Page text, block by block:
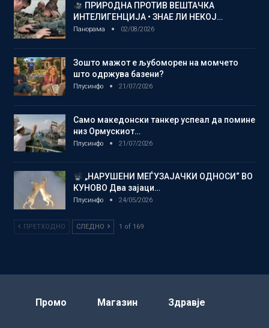
ПРИРОДНА ПРОТИВ ВЕШТАЧКА
ИНТЕЛИГЕНЦИЈА • ЗНАЕ ЛИ НЕКОЈ…
Панорама 02/08/2026
Зошто мажот е љубоморен на момчето
што одржува базени?
Плусинфо 21/07/2026
Само македонски танкер успеал да помине
низ Ормускиот…
Плусинфо 21/07/2026
„НАРУШЕНИ МЕЃУЗАЈАЧКИ ОДНОСИ“ ВО
КУНОВО Два зајаци…
Плусинфо 24/05/2026
ПРЕТХОДНО СЛЕДНО 1 of 169
Промо Магазин Здравје